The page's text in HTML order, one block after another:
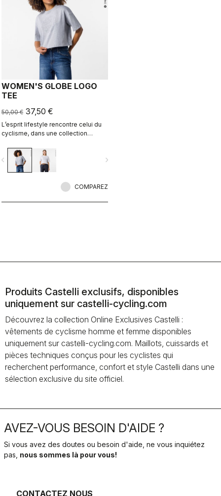
WOMEN'S GLOBE LOGO
TEE
50,00 € 37,50 €
L’esprit lifestyle rencontre celui du
cyclisme, dans une collection
navigate_next
COMPAREZ
Produits Castelli exclusifs, disponibles
uniquement sur castelli-cycling.com
Découvrez la collection Online Exclusives Castelli :
vêtements de cyclisme homme et femme disponibles
uniquement sur castelli-cycling.com. Maillots, cuissards et
pièces techniques conçus pour les cyclistes qui
recherchent performance, confort et style Castelli dans une
sélection exclusive du site officiel.
AVEZ-VOUS BESOIN D'AIDE ?
Si vous avez des doutes ou besoin d'aide, ne vous inquiétez
pas, nous sommes là pour vous!
CONTACTEZ NOUS